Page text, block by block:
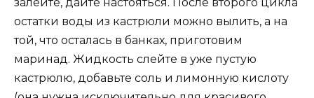
остатки воды из кастрюли можно вылить, а на
той, что осталась в банках, приготовим
маринад. Жидкость слейте в уже пустую
кастрюлю, добавьте соль и лимонную кислоту